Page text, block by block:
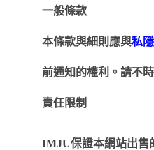
一般條款
本條款與細則應與私
前通知的權利。請不
責任限制
IMJU保證本網站出售